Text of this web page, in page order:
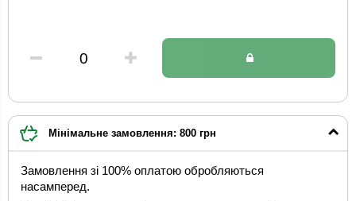
Мінімальне замовлення: 800 грн
Замовлення зі 100% оплатою обробляються
насамперед.